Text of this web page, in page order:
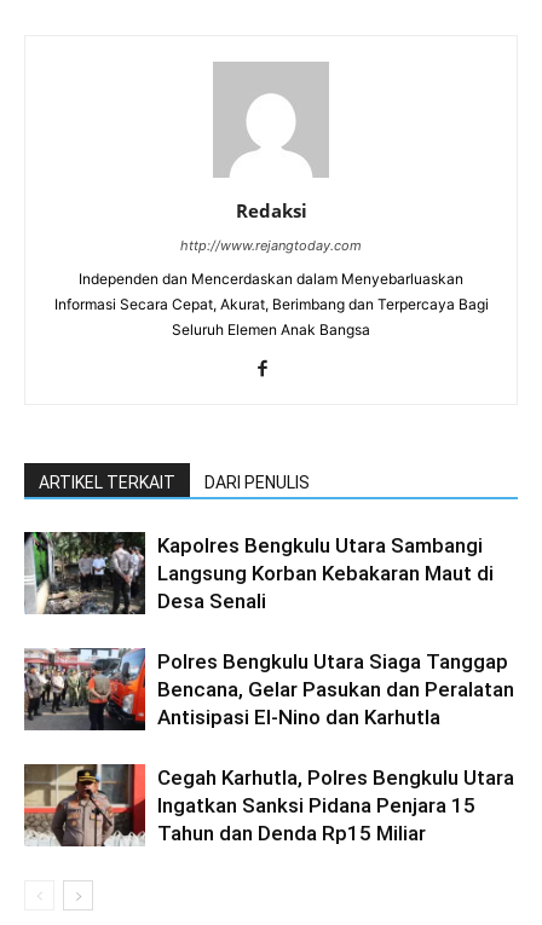
Redaksi
http://www.rejangtoday.com
Independen dan Mencerdaskan dalam Menyebarluaskan
Informasi Secara Cepat, Akurat, Berimbang dan Terpercaya Bagi
Seluruh Elemen Anak Bangsa
ARTIKEL TERKAIT DARI PENULIS
Kapolres Bengkulu Utara Sambangi
Langsung Korban Kebakaran Maut di
Desa Senali
Polres Bengkulu Utara Siaga Tanggap
Bencana, Gelar Pasukan dan Peralatan
Antisipasi El-Nino dan Karhutla
Cegah Karhutla, Polres Bengkulu Utara
Ingatkan Sanksi Pidana Penjara 15
Tahun dan Denda Rp15 Miliar